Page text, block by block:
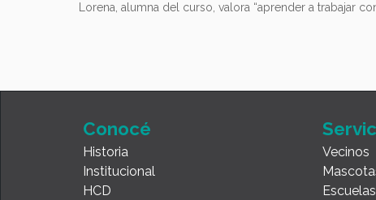
Lorena, alumna del curso, valora “aprender a trabajar
Conocé
Historia
Institucional
HCD
Vecinos
Escuelas